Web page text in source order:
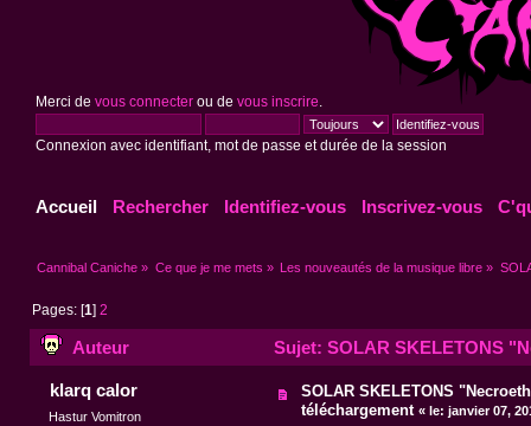
Merci de vous connecterou de vous inscrire
Connexion avec identifiant, mot de passe et durée de la session
Accueil Rechercher Identifiez-vous Inscrivez-vous
Cannibal Caniche » Ce que je me mets » Les nouveautés de la musique libre »
Pages: [1]2
Auteur Sujet: SOLAR SKELETONS
klarq calor
Hastur Vomitron
SOLAR SKELETONS
téléchargement «le: janvier 07,